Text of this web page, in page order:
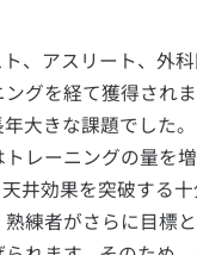
、アスリート、外
グを経て獲得され
大きな課題でした。
レーニングの量を
井効果を突破する
練者がさらに目標